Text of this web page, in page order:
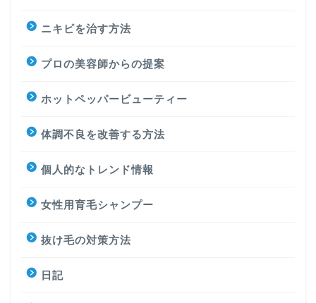
ニキビを治す方法
プロの美容師からの提案
ホットペッパービューティー
体調不良を改善する方法
個人的なトレンド情報
女性用育毛シャンプー
抜け毛の対策方法
日記